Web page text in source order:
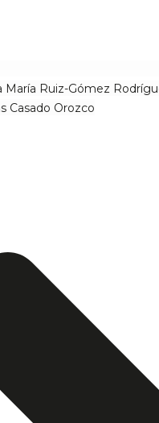
María Ruiz-Gómez
Casado Orozco